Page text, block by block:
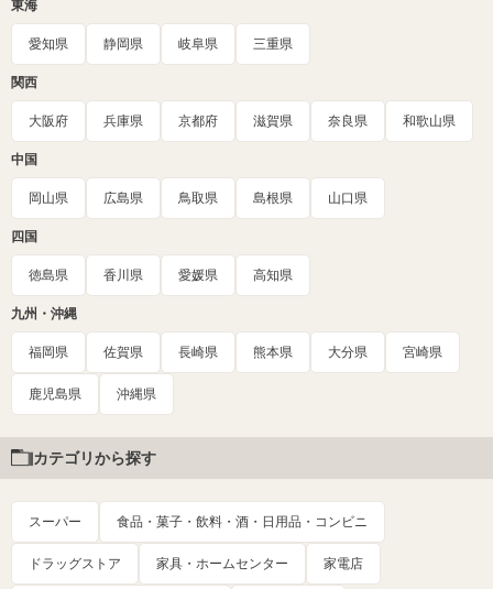
東海
愛知県 静岡県 岐阜県 三重県
関西
大阪府 兵庫県 京都府 滋賀県 奈良県 和歌山県
中国
岡山県 広島県 鳥取県 島根県 山口県
四国
徳島県 香川県 愛媛県 高知県
九州・沖縄
福岡県 佐賀県 長崎県 熊本県 大分県 宮崎県
鹿児島県 沖縄県
カテゴリから探す
スーパー 食品・菓子・飲料・酒・日用品・コンビニ
ドラッグストア 家具・ホームセンター 家電店